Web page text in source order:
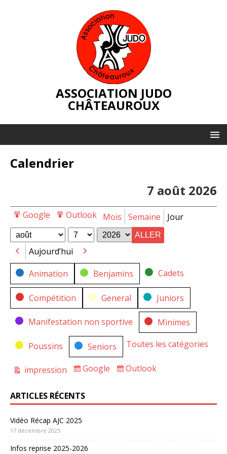
ASSOCIATION JUDO
CHÂTEAUROUX
Calendrier
7 août 2026
Export
for
Google
Export
for
Outlook Mois Semaine Jour
Mois
Jour
Année
Précédent
Aujourd’hui Suivant
Catégories
Animation Benjamins Cadets
Compétition General Juniors
Manifestation non sportive Minimes
Poussins Seniors Toutes les catégories
Vue
impression
Subscribe
Google
Subscribe
Outlook
ARTICLES RÉCENTS
Vidéo Récap AJC 2025
17 décembre 2025
Infos reprise 2025-2026